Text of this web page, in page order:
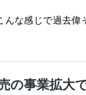
んな感じで過去偉